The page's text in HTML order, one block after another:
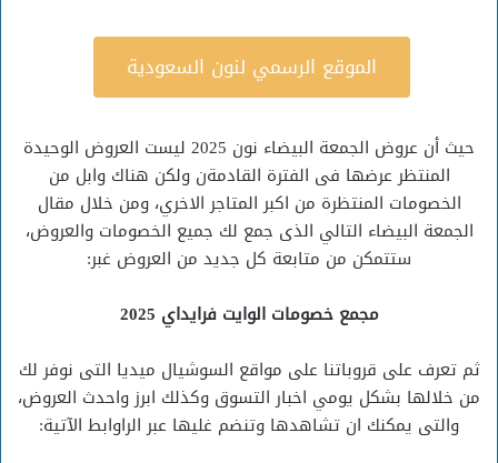
الموقع الرسمي لنون السعودية
حيث أن عروض الجمعة البيضاء نون 2025 ليست العروض الوحيدة
المنتظر عرضها فى الفترة القادمةن ولكن هناك وابل من
الخصومات المنتظرة من اكبر المتاجر الاخري، ومن خلال مقال
الجمعة البيضاء التالي الذى جمع لك جميع الخصومات والعروض،
ستتمكن من متابعة كل جديد من العروض غبر:
مجمع خصومات الوايت فرايداي 2025
ثم تعرف على قروباتنا على مواقع السوشيال ميديا التى نوفر لك
من خلالها بشكل يومي اخبار التسوق وكذلك ابرز واحدث العروض،
والتى يمكنك ان تشاهدها وتنضم غليها عبر الراوابط الآتية: